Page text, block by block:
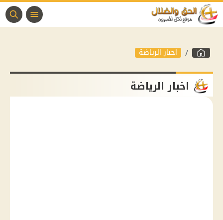
اخبار الرياضة
اخبار الرياضة